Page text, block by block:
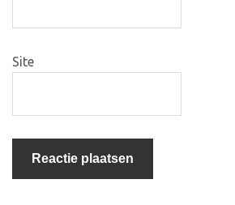
Site